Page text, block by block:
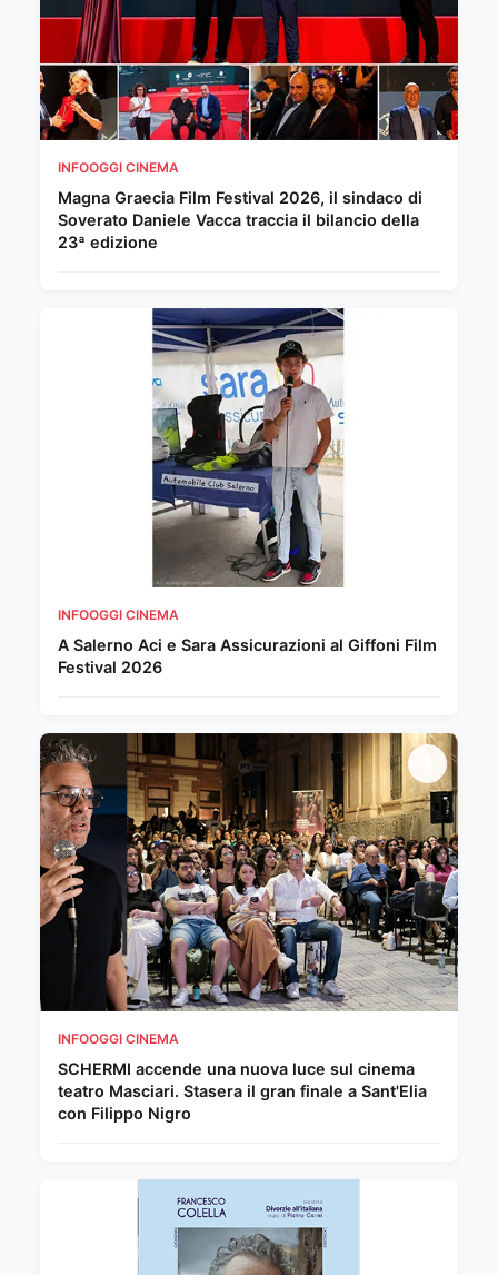
INFOOGGI CINEMA
Magna Graecia Film Festival 2026, il sindaco di
Soverato Daniele Vacca traccia il bilancio della
23ª edizione
INFOOGGI CINEMA
A Salerno Aci e Sara Assicurazioni al Giffoni Film
Festival 2026
INFOOGGI CINEMA
SCHERMI accende una nuova luce sul cinema
teatro Masciari. Stasera il gran finale a Sant'Elia
con Filippo Nigro